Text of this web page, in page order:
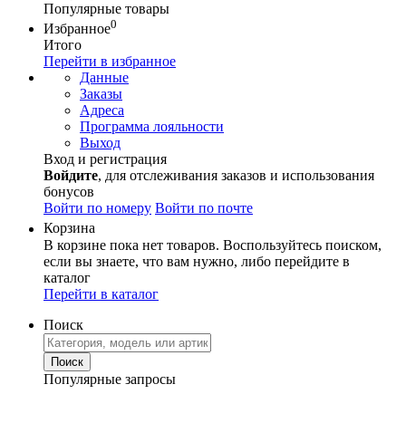
Популярные товары
Избранное0
Итого
Перейти в избранное
Данные
Заказы
Адреса
Программа лояльности
Выход
Вход и регистрация
Войдите, для отслеживания заказов и использования
бонусов
Войти по номеру Войти по почте
Корзина
В корзине пока нет товаров. Воспользуйтесь поиском,
если вы знаете, что вам нужно, либо перейдите в
каталог
Перейти в каталог
Поиск
Популярные запросы